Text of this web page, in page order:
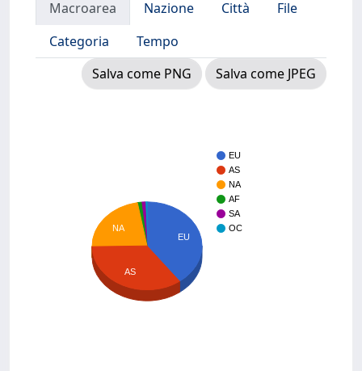
Macroarea Nazione Città
File
Categoria
Tempo
Salva come PNG
Salva come JPEG
EU
AS
NA
AF
SA
OC
EU
NA
AS